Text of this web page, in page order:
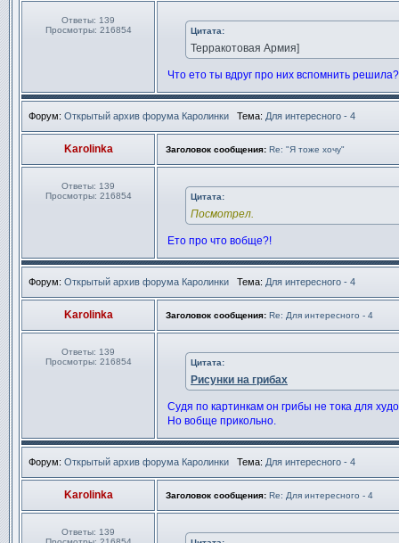
Ответы: 139
Просмотры: 216854 Цитата:
Терракотовая Армия]
Что ето ты вдруг про них вспомнить решила?
Форум: Открытый архив форума Каролинки Тема: Для интересного - 4
Karolinka Заголовок сообщения: Re: "Я тоже хочу"
Ответы: 139
Просмотры: 216854 Цитата:
Посмотрел.
Ето про что вобще?!
Форум: Открытый архив форума Каролинки Тема: Для интересного - 4
Karolinka Заголовок сообщения: Re: Для интересного - 4
Ответы: 139
Просмотры: 216854 Цитата:
Рисунки на грибах
Судя по картинкам он грибы не тока для
Но вобще прикольно.
Форум: Открытый архив форума Каролинки Тема: Для интересного - 4
Karolinka Заголовок сообщения: Re: Для интересного - 4
Ответы: 139